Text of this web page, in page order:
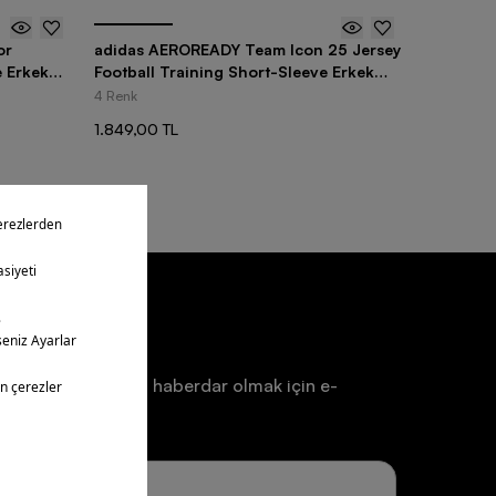
Erkek
adidas AEROREADY Team Icon 25 Jersey
Football Training Short-Sleeve Erkek
Forma
4 Renk
1.849,00 TL
ve duyurulardan haberdar olmak için e-